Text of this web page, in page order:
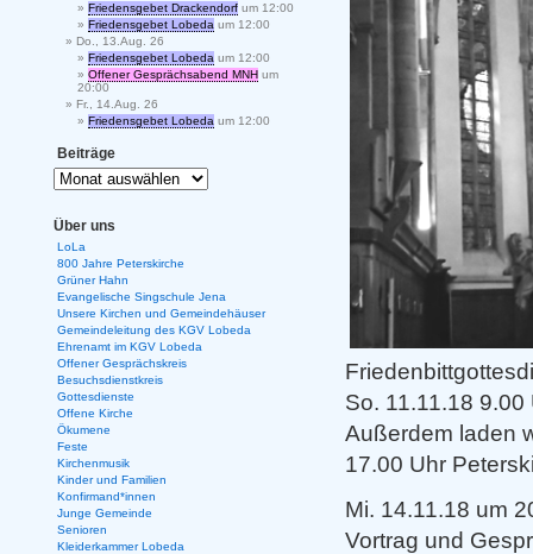
So. 11.11.18
Außerdem laden
17.00 Uhr
Mi. 14.11.18 um
Vortrag und
Friedensgebet Drackendorf um 12:00
Friedensgebet Lobeda um 12:00
Do., 13.Aug. 26
Friedensgebet Lobeda um 12:00
Offener Gesprächsabend MNH um
20:00
Fr., 14.Aug. 26
Friedensgebet Lobeda um 12:00
Beiträge
Über uns
LoLa
800 Jahre Peterskirche
Grüner Hahn
Evangelische Singschule Jena
Unsere Kirchen und Gemeindehäuser
Gemeindeleitung des KGV Lobeda
Ehrenamt im KGV Lobeda
Offener Gesprächskreis
Besuchsdienstkreis
Gottesdienste
Offene Kirche
Ökumene
Feste
Kirchenmusik
Kinder und Familien
Konfirmand*innen
Junge Gemeinde
Senioren
Kleiderkammer Lobeda